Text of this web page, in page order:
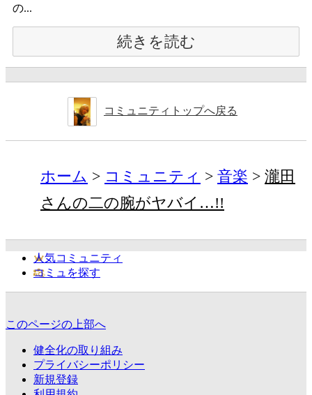
の...
続きを読む
コミュニティトップへ戻る
ホーム コミュニティ 音楽
瀧田
さんの二の腕がヤバイ…!!
人気コミュニティ
コミュを探す
このページの上部へ
健全化の取り組み
プライバシーポリシー
新規登録